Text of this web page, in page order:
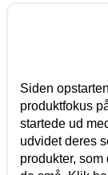
Siden
produktfokus
startede ud
udvidet deres
produkter,